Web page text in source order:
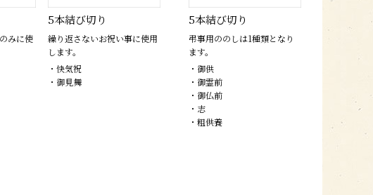
みに使
5本結び切り
繰り返さないお祝い事に使用
します。
・快気祝
・御見舞
5本結び切り
弔事用ののしは1種類となり
ます。
・御供
・御霊前
・御仏前
・志
・粗供養